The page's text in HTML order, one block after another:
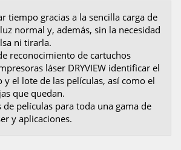
tiempo gracias a la sencilla carga de
normal y, además, sin la necesidad
ni tirarla.
reconocimiento de cartuchos
láser DRYVIEW identificar el
el lote de las películas, así como el
que quedan.
de películas para toda una gama de
y aplicaciones.